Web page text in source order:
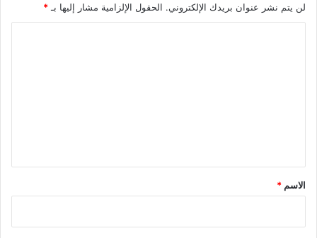
لن يتم نشر عنوان بريدك الإلكتروني. الحقول الإلزامية مشار إليها بـ *
*
الاسم *